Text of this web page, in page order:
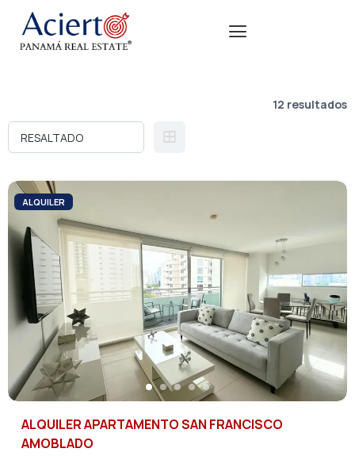
12 resultados
ALQUILER
ALQUILER APARTAMENTO SAN FRANCISCO
AMOBLADO